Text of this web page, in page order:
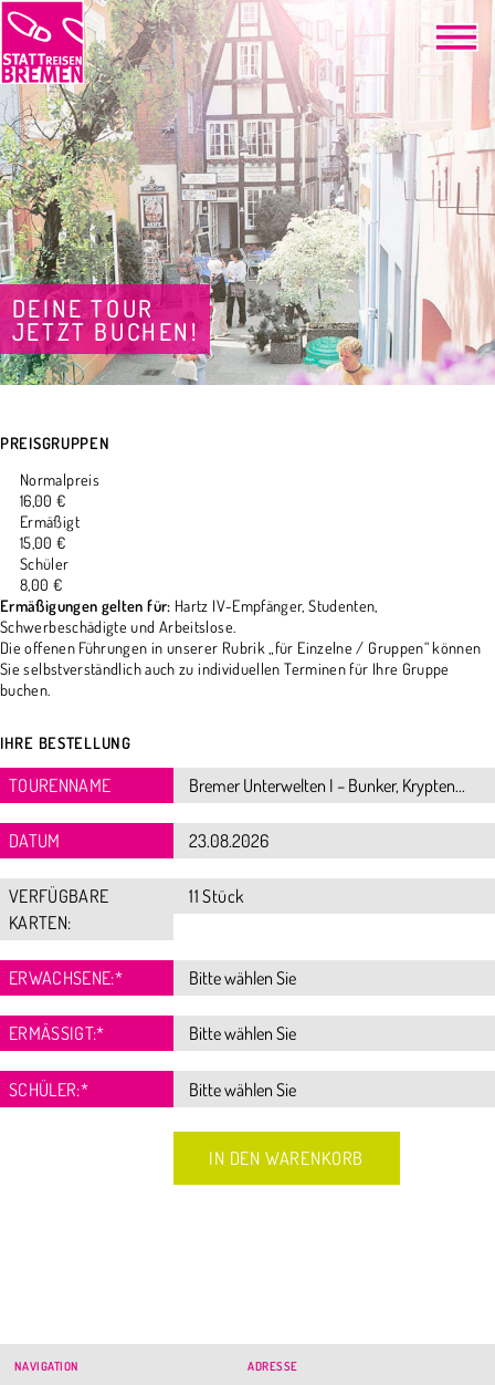
DEINE TOUR
JETZT BUCHEN!
PREISGRUPPEN
Normalpreis
16,00 €
Ermäßigt
15,00 €
Schüler
8,00 €
Ermäßigungen gelten für: Hartz IV-Empfänger, Studenten,
Schwerbeschädigte und Arbeitslose.
Die offenen Führungen in unserer Rubrik „für Einzelne / Gruppen“ können
Sie selbstverständlich auch zu individuellen Terminen für Ihre Gruppe
buchen.
IHRE BESTELLUNG
TOURENNAME
DATUM
VERFÜGBARE
KARTEN:
11 Stück
ERWACHSENE:*
ERMÄSSIGT:*
SCHÜLER:*
NAVIGATION
ADRESSE